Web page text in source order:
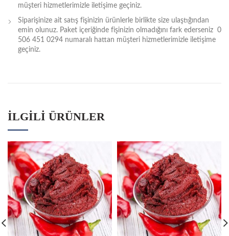
müşteri hizmetlerimizle iletişime geçiniz.
Siparişinize ait satış fişinizin ürünlerle birlikte size ulaştığından
emin olunuz. Paket içeriğinde fişinizin olmadığını fark ederseniz 0
506 451 0294 numaralı hattan müşteri hizmetlerimizle iletişime
geçiniz.
İLGILI ÜRÜNLER